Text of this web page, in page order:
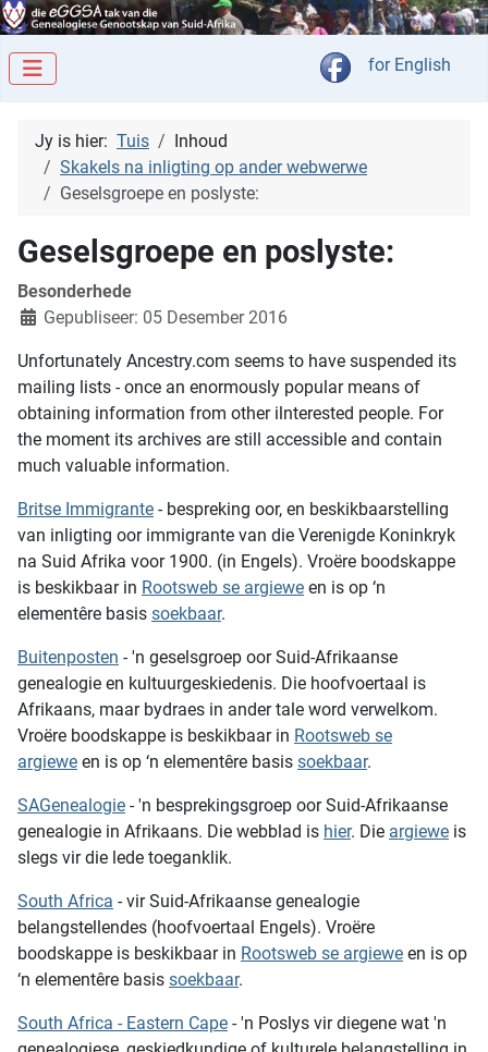
Kies jou taal
for English
Jy is hier: Tuis
Inhoud
Skakels na inligting op ander webwerwe
Geselsgroepe en poslyste:
Geselsgroepe en poslyste:
Besonderhede
Gepubliseer: 05 Desember 2016
Unfortunately Ancestry.com seems to have suspended its
mailing lists - once an enormously popular means of
obtaining information from other ilnterested people. For
the moment its archives are still accessible and contain
much valuable information.
Britse Immigrante - bespreking oor, en beskikbaarstelling
van inligting oor immigrante van die Verenigde Koninkryk
na Suid Afrika voor 1900. (in Engels). Vroëre boodskappe
is beskikbaar in Rootsweb se argiewe en is op ‘n
elementêre basis soekbaar.
Buitenposten - 'n geselsgroep oor Suid-Afrikaanse
genealogie en kultuurgeskiedenis. Die hoofvoertaal is
Afrikaans, maar bydraes in ander tale word verwelkom.
Vroëre boodskappe is beskikbaar in Rootsweb se
argiewe en is op ‘n elementêre basis soekbaar.
SAGenealogie - 'n besprekingsgroep oor Suid-Afrikaanse
genealogie in Afrikaans. Die webblad is hier. Die argiewe is
slegs vir die lede toeganklik.
South Africa - vir Suid-Afrikaanse genealogie
belangstellendes (hoofvoertaal Engels). Vroëre
boodskappe is beskikbaar in Rootsweb se argiewe en is op
‘n elementêre basis soekbaar.
South Africa - Eastern Cape - 'n Poslys vir diegene wat 'n